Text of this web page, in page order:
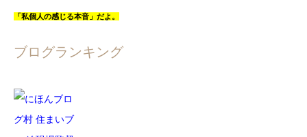
「私個人の感じる本音」だよ。
ブログランキング